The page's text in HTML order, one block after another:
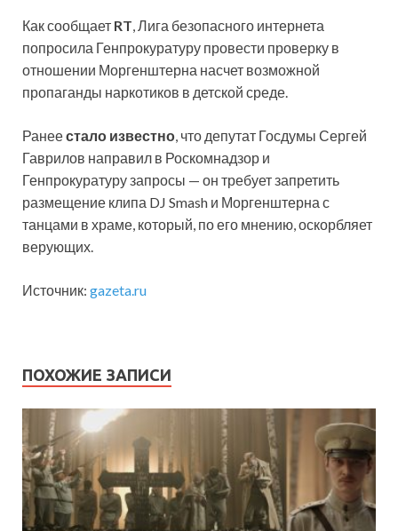
Как сообщает RT , Лига безопасного интернета
попросила Генпрокуратуру провести проверку в
отношении Моргенштерна насчет возможной
пропаганды наркотиков в детской среде.
Ранеестало известно , что депутат Госдумы Сергей
Гаврилов направил в Роскомнадзор и
Генпрокуратуру запросы — он требует запретить
размещение клипа DJ Smash и Моргенштерна с
танцами в храме, который, по его мнению, оскорбляет
верующих.
Источник: gazeta.ru
ПОХОЖИЕ ЗАПИСИ